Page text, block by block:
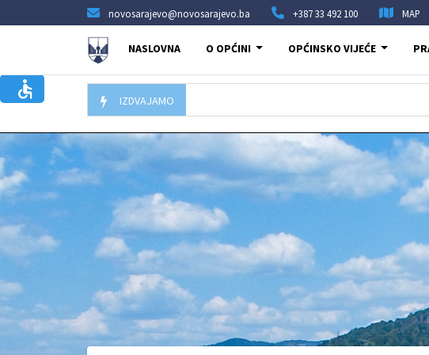
novosarajevo@novosarajevo.ba +387 33 492 100 MAP
NASLOVNA O OPĆINI OPĆINSKO VIJEĆE
IZDVAJAMO